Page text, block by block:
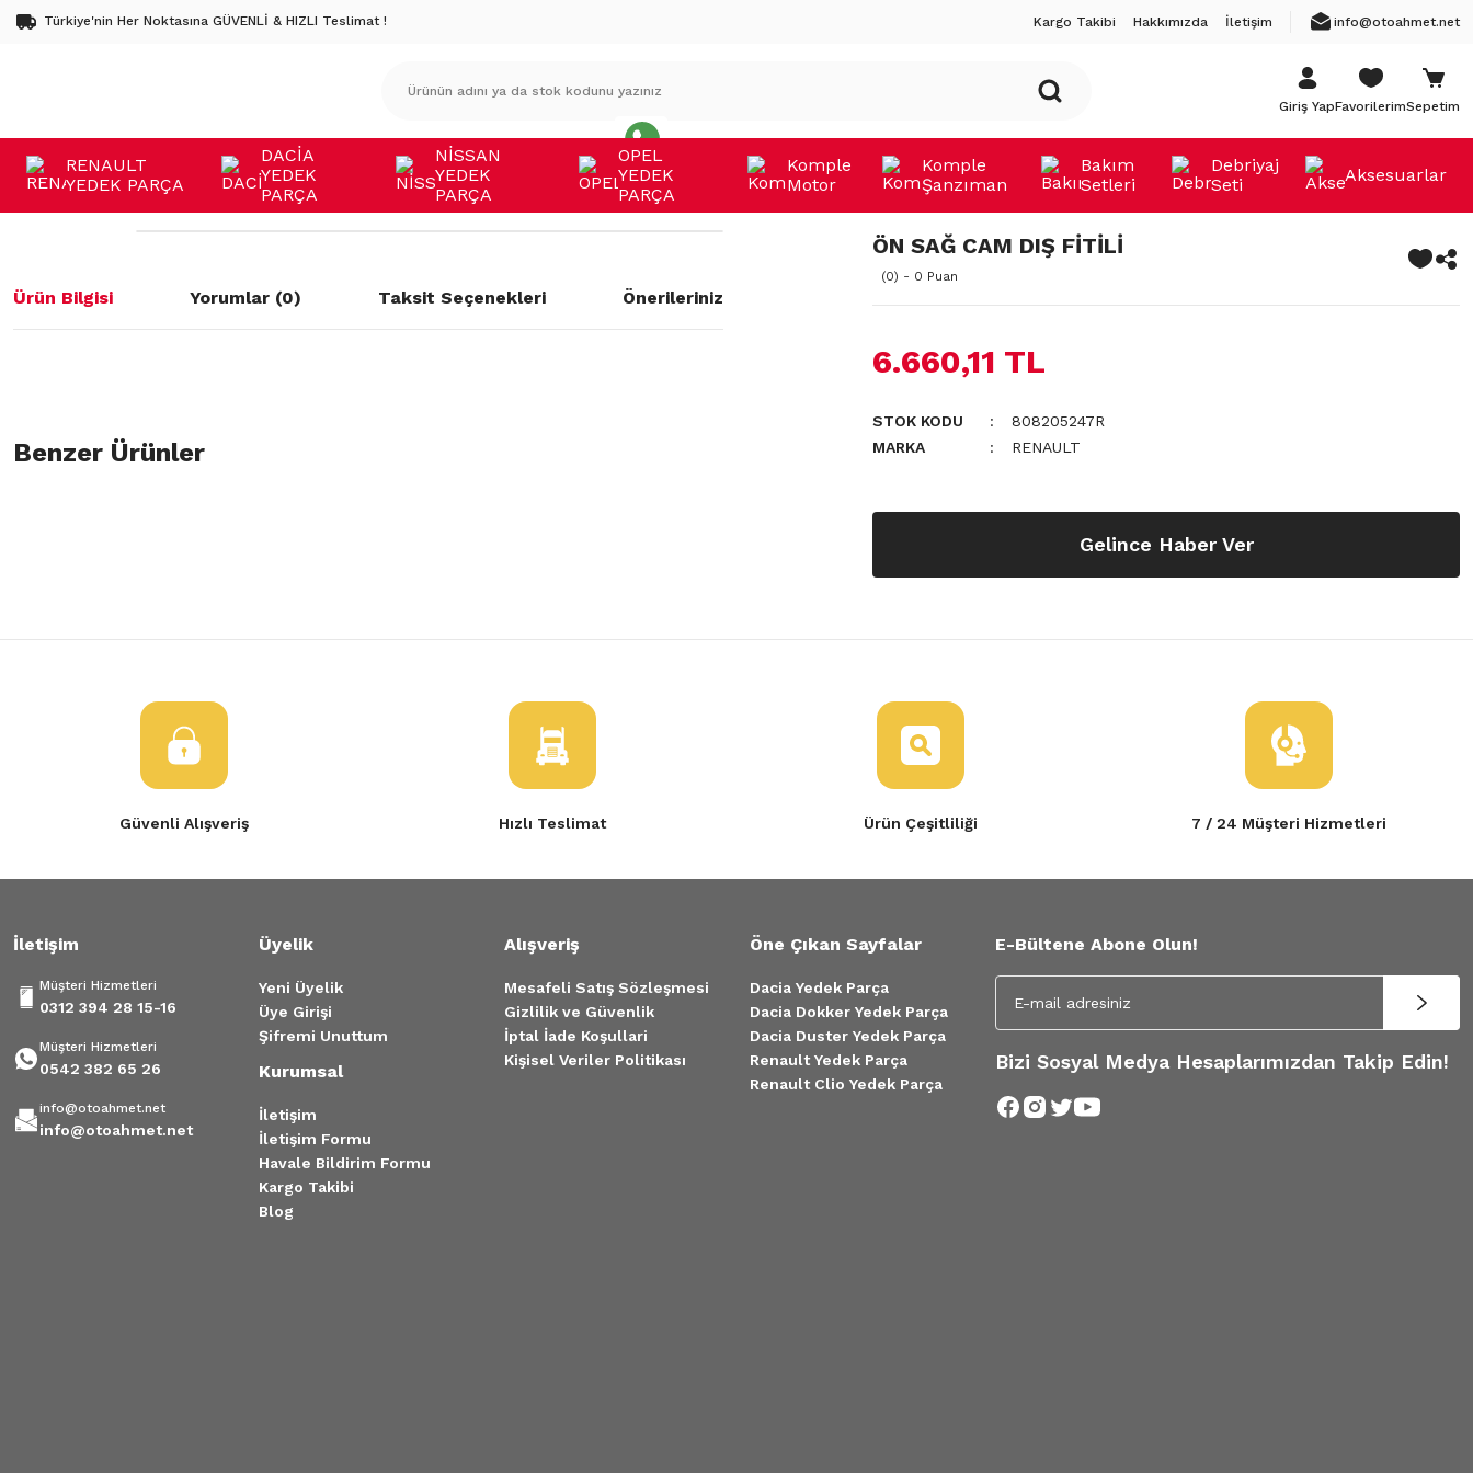
Türkiye'nin Her Noktasına GÜVENLİ & HIZLI Teslimat ! Kargo Takibi Hakkımızda İletişim info@otoahmet.net
Giriş YapFavorilerimSepetim
RENAULT
YEDEK PARÇA
DACİA
YEDEK
PARÇA
NİSSAN
YEDEK
PARÇA
OPEL
YEDEK
PARÇA
Komple
Motor
Komple
Şanzıman
Bakım
Setleri
Debriyaj
Seti
Aksesuarlar
Ürün Bilgisi Yorumlar (0) Taksit Seçenekleri Önerileriniz
öneri formunu kullanarak tarafımıza iletebilirsiniz.
Benzer Ürünler
ÖN SAĞ CAM DIŞ FİTİLİ
(0) - 0 Puan
6.660,11 TL
STOK KODU
808205247R
MARKA
RENAULT
Gelince Haber Ver
Güvenli Alışveriş Hızlı Teslimat Ürün Çeşitliliği 7 / 24 Müşteri Hizmetleri
İletişim
Müşteri Hizmetleri
0312 394 28 15-16
Müşteri Hizmetleri
0542 382 65 26
info@otoahmet.net
info@otoahmet.net
Üyelik
Yeni Üyelik
Üye Girişi
Şifremi Unuttum
Kurumsal
İletişim
İletişim Formu
Havale Bildirim Formu
Kargo Takibi
Blog
Alışveriş
Mesafeli Satış Sözleşmesi
Gizlilik ve Güvenlik
İptal İade Koşullari
Kişisel Veriler Politikası
Öne Çıkan Sayfalar
Dacia Yedek Parça
Dacia Dokker Yedek Parça
Dacia Duster Yedek Parça
Renault Yedek Parça
Renault Clio Yedek Parça
E-Bültene Abone Olun!
Bizi Sosyal Medya Hesaplarımızdan Takip Edin!